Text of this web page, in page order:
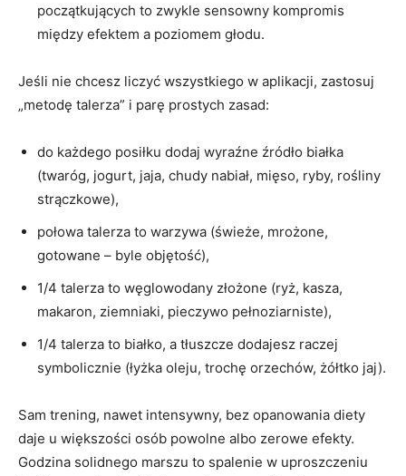
początkujących to zwykle sensowny kompromis
między efektem a poziomem głodu.
Jeśli nie chcesz liczyć wszystkiego w aplikacji, zastosuj
„metodę talerza” i parę prostych zasad:
do każdego posiłku dodaj wyraźne źródło białka
(twaróg, jogurt, jaja, chudy nabiał, mięso, ryby, rośliny
strączkowe),
połowa talerza to warzywa (świeże, mrożone,
gotowane – byle objętość),
1/4 talerza to węglowodany złożone (ryż, kasza,
makaron, ziemniaki, pieczywo pełnoziarniste),
1/4 talerza to białko, a tłuszcze dodajesz raczej
symbolicznie (łyżka oleju, trochę orzechów, żółtko jaj).
Sam trening, nawet intensywny, bez opanowania diety
daje u większości osób powolne albo zerowe efekty.
Godzina solidnego marszu to spalenie w uproszczeniu